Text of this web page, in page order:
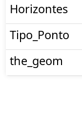
Horizontes
Tipo_Ponto
the_geom